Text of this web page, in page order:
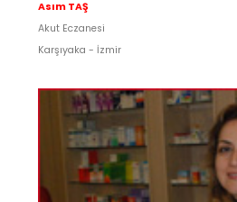
Asım TAŞ
Akut Eczanesi
Karşıyaka - İzmir